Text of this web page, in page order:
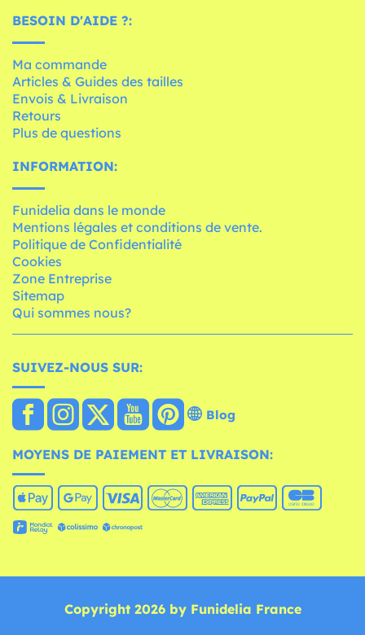
BESOIN D'AIDE ?:
Ma commande
Articles & Guides des tailles
Envois & Livraison
Retours
Plus de questions
INFORMATION:
Funidelia dans le monde
Mentions légales et conditions de vente.
Politique de Confidentialité
Cookies
Zone Entreprise
Sitemap
Qui sommes nous?
SUIVEZ-NOUS SUR:
Blog
MOYENS DE PAIEMENT ET LIVRAISON:
Copyright 2026 by Funidelia France